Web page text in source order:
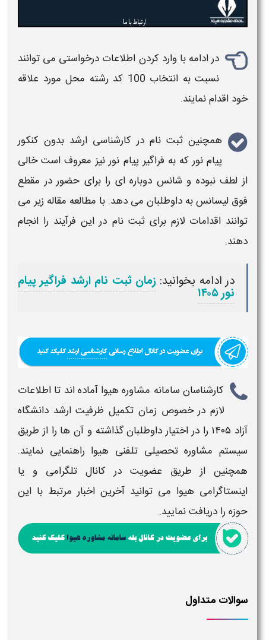
در ادامه با وارد کردن اطلاعات درخواستی می توانند
نسبت به انتخاب 100 کد رشته محل مورد علاقه
خود اقدام نمایند.
همچنین ثبت نام در کارشناسی ارشد بدون کنکور
پیام نور که به فراگیر پیام نور نیز معروف است خالی
از لطف نبوده و شانس دوباره ای را برای حضور در مقطع
فوق لیسانس به داوطلبان می دهد. با مطالعه مقاله زیر می
توانند اقدامات لازم برای ثبت نام در این فرآیند را انجام
دهند.
در ادامه بخوانید: زمان ثبت نام ارشد فراگیر پیام
نور ۱۴۰۵
کارشناسان سامانه مشاوره هیوا آماده اند تا اطلاعات
لازم در خصوص زمان تکمیل ظرفیت ارشد دانشگاه
آزاد ۱۴۰۵
را در اختیار داوطلبان گذاشته و آن ها را از طریق
سیستم مشاوره تحصیلی تلفنی هیوا راهنمایی نمایند.
همچنین از طریق عضویت در کانال تلگرامی و یا
اینستاگرامی هیوا می توانید آخرین اخبار مرتبط با این
حوزه را دریافت نمایید.
سوالات متداول